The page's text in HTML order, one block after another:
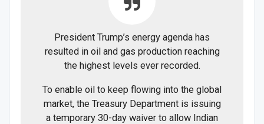
President Trump’s energy agenda has
resulted in oil and gas production reaching
the highest levels ever recorded.
To enable oil to keep flowing into the global
market, the Treasury Department is issuing
a temporary 30-day waiver to allow Indian